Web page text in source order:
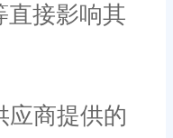
直接影响其
应商提供的